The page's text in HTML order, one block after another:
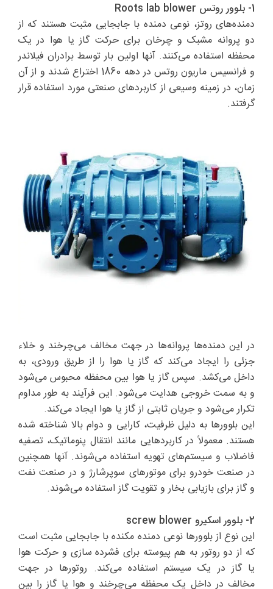
1- بلوور روتس Roots lab blower
دمنده‌های روتز، نوعی دمنده با جابجایی مثبت هستند که از
دو پروانه مشبک و چرخان برای حرکت گاز یا هوا در یک
محفظه استفاده می‌کنند. آنها اولین بار توسط برادران فیلاندر
و فرانسیس ماریون روتس در دهه 1860 اختراع شدند و از آن
زمان، در زمینه وسیعی از کاربردهای صنعتی مورد استفاده قرار
گرفتند.
در این دمنده‌ها پروانه‌ها در جهت مخالف می‌چرخند و خلاء
جزئی را ایجاد می‌کند که گاز یا هوا را از طریق ورودی، به
داخل می‌کشد. سپس گاز یا هوا بین محفظه محبوس می‌شود
و به سمت خروجی هدایت می‌شود. این فرآیند به طور مداوم
تکرار می‌شود و جریان ثابتی از گاز یا هوا ایجاد می‌کند.
این بلوورها به دلیل ظرفیت، کارایی و دوام بالا شناخته شده
هستند. معمولاً در کاربردهایی مانند انتقال پنوماتیک، تصفیه
فاضلاب و سیستم‌های تهویه استفاده می‌شوند. آنها همچنین
در صنعت خودرو برای موتورهای سوپرشارژ و در صنعت نفت
و گاز برای بازیابی بخار و تقویت گاز استفاده می‌شوند.
2- بلوور اسکیرو screw blower
این نوع از بلوورها نوعی دمنده مکنده با جابجایی مثبت است
که از دو روتور به هم پیوسته برای فشرده سازی و حرکت هوا
یا گاز در یک سیستم استفاده می‌کند. روتورها در جهت
مخالف در داخل یک محفظه می‌چرخند و هوا یا گاز را بین